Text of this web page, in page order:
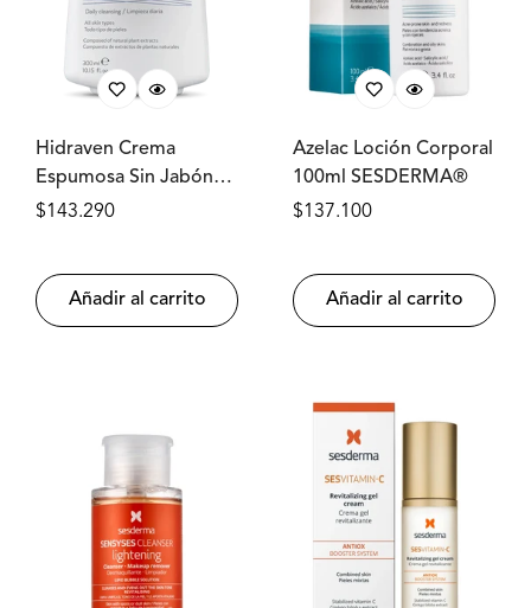
Hidraven Crema
Espumosa Sin Jabón
300ml SESDERMA®
Precio
$143.290
Añadir al carrito
Azelac Loción Corporal
100ml SESDERMA®
Precio
$137.100
Añadir al carrito